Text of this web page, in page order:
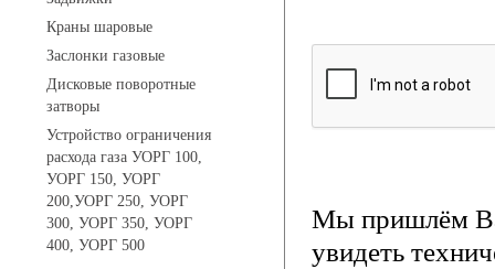
Краны шаровые
Заслонки газовые
Дисковые поворотные
затворы
Устройство ограничения
расхода газа УОРГ 100,
УОРГ 150, УОРГ
200,УОРГ 250, УОРГ
300, УОРГ 350, УОРГ
400, УОРГ 500
Мы пришлём
увидеть